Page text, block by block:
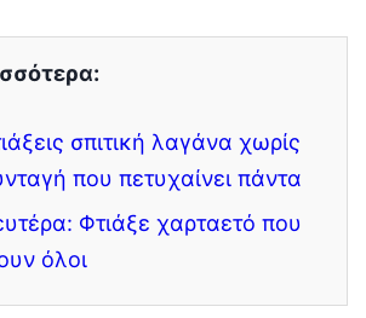
σπιτική λαγάνα χωρίς
που πετυχαίνει πάντα
Φτιάξε χαρταετό που
όλοι